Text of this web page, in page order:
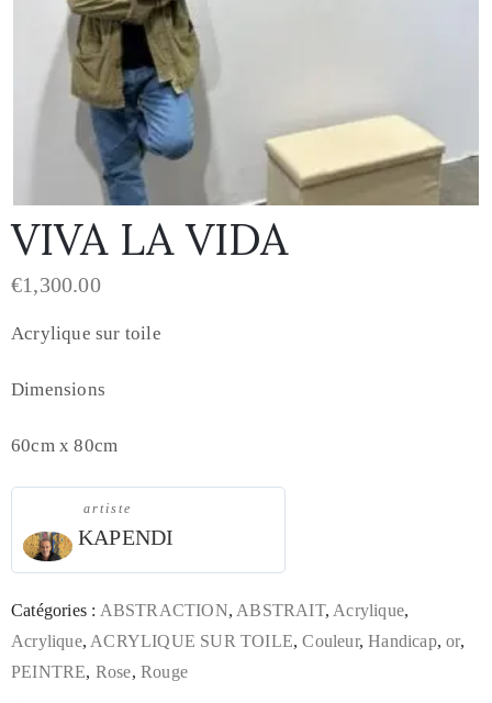
VIVA LA VIDA
€1,300.00
Acrylique sur toile
Dimensions
60cm x 80cm
artiste
KAPENDI
Catégories : ABSTRACTION, ABSTRAIT, Acrylique,
Acrylique, ACRYLIQUE SUR TOILE,Couleur,Handicap,or,
PEINTRE, Rose,Rouge